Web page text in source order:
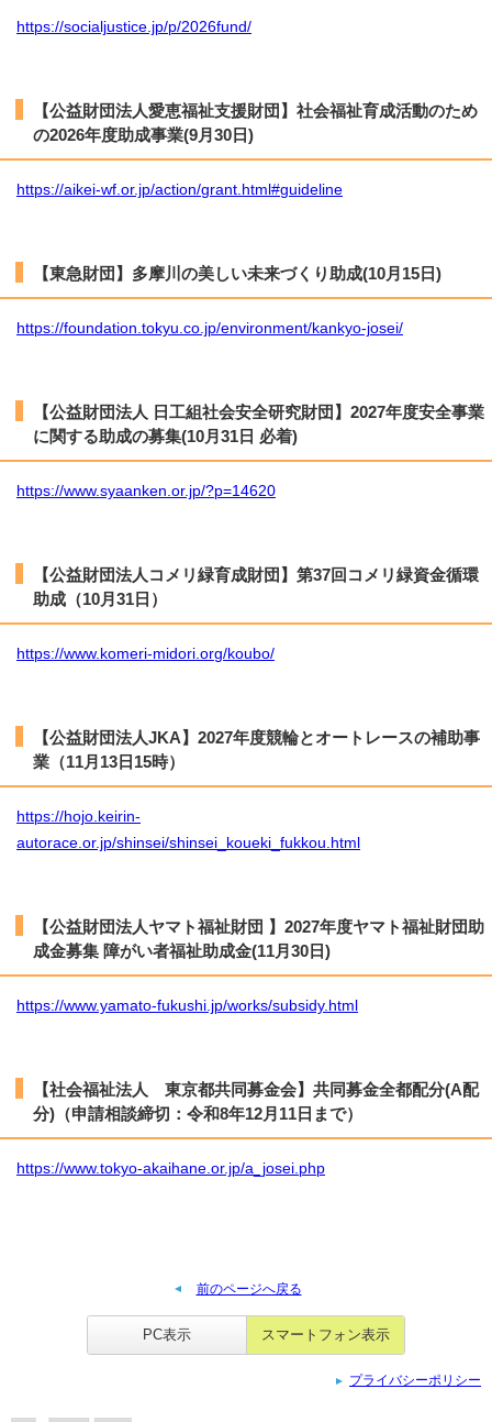
https://socialjustice.jp/p/2026fund/
【公益財団法人愛恵福祉支援財団】社会福祉育成活動のため
の2026年度助成事業(9月30日)
https://aikei-wf.or.jp/action/grant.html#guideline
【東急財団】多摩川の美しい未来づくり助成(10月15日)
https://foundation.tokyu.co.jp/environment/kankyo-josei/
【公益財団法人 日工組社会安全研究財団】2027年度安全事業
に関する助成の募集(10月31日 必着)
https://www.syaanken.or.jp/?p=14620
【公益財団法人コメリ緑育成財団】第37回コメリ緑資金循環
助成（10月31日）
https://www.komeri-midori.org/koubo/
【公益財団法人JKA】2027年度競輪とオートレースの補助事
業（11月13日15時）
https://hojo.keirin-
autorace.or.jp/shinsei/shinsei_koueki_fukkou.html
【公益財団法人ヤマト福祉財団 】2027年度ヤマト福祉財団助
成金募集 障がい者福祉助成金(11月30日)
https://www.yamato-fukushi.jp/works/subsidy.html
【社会福祉法人 東京都共同募金会】共同募金全都配分(A配
分)（申請相談締切：令和8年12月11日まで）
https://www.tokyo-akaihane.or.jp/a_josei.php
前のページへ戻る
PC表示 スマートフォン表示
プライバシーポリシー